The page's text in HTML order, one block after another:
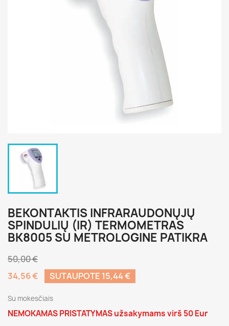
BEKONTAKTIS INFRARAUDONŲJŲ
SPINDULIŲ (IR) TERMOMETRAS
BK8005 SU METROLOGINE PATIKRA
50,00 €
34,56 €
SUTAUPOTE 15,44 €
Su mokesčiais
NEMOKAMAS PRISTATYMAS užsakymams virš 50 Eur